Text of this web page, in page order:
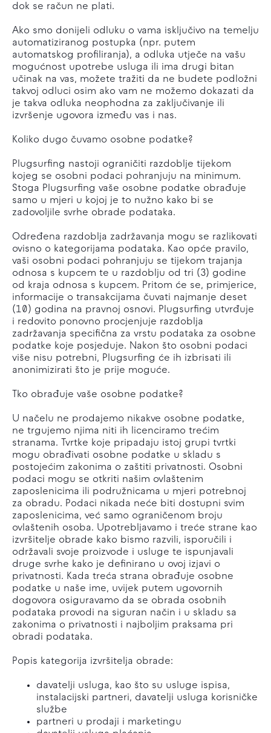
dok se račun ne plati.
Ako smo donijeli odluku o vama isključivo na temelju
automatiziranog postupka (npr. putem
automatskog profiliranja), a odluka utječe na vašu
mogućnost upotrebe usluga ili ima drugi bitan
učinak na vas, možete tražiti da ne budete podložni
takvoj odluci osim ako vam ne možemo dokazati da
je takva odluka neophodna za zaključivanje ili
izvršenje ugovora između vas i nas.
Koliko dugo čuvamo osobne podatke?
Plugsurfing nastoji ograničiti razdoblje tijekom
kojeg se osobni podaci pohranjuju na minimum.
Stoga Plugsurfing vaše osobne podatke obrađuje
samo u mjeri u kojoj je to nužno kako bi se
zadovoljile svrhe obrade podataka.
Određena razdoblja zadržavanja mogu se razlikovati
ovisno o kategorijama podataka. Kao opće pravilo,
vaši osobni podaci pohranjuju se tijekom trajanja
odnosa s kupcem te u razdoblju od tri (3) godine
od kraja odnosa s kupcem. Pritom će se, primjerice,
informacije o transakcijama čuvati najmanje deset
(10) godina na pravnoj osnovi. Plugsurfing utvrđuje
i redovito ponovno procjenjuje razdoblja
zadržavanja specifična za vrstu podataka za osobne
podatke koje posjeduje. Nakon što osobni podaci
više nisu potrebni, Plugsurfing će ih izbrisati ili
anonimizirati što je prije moguće.
Tko obrađuje vaše osobne podatke?
U načelu ne prodajemo nikakve osobne podatke,
ne trgujemo njima niti ih licenciramo trećim
stranama. Tvrtke koje pripadaju istoj grupi tvrtki
mogu obrađivati osobne podatke u skladu s
postojećim zakonima o zaštiti privatnosti. Osobni
podaci mogu se otkriti našim ovlaštenim
zaposlenicima ili podružnicama u mjeri potrebnoj
za obradu. Podaci nikada neće biti dostupni svim
zaposlenicima, već samo ograničenom broju
ovlaštenih osoba. Upotrebljavamo i treće strane kao
izvršitelje obrade kako bismo razvili, isporučili i
održavali svoje proizvode i usluge te ispunjavali
druge svrhe kako je definirano u ovoj izjavi o
privatnosti. Kada treća strana obrađuje osobne
podatke u naše ime, uvijek putem ugovornih
dogovora osiguravamo da se obrada osobnih
podataka provodi na siguran način i u skladu sa
zakonima o privatnosti i najboljim praksama pri
obradi podataka.
Popis kategorija izvršitelja obrade:
davatelji usluga, kao što su usluge ispisa,
instalacijski partneri, davatelji usluga korisničke
službe
partneri u prodaji i marketingu